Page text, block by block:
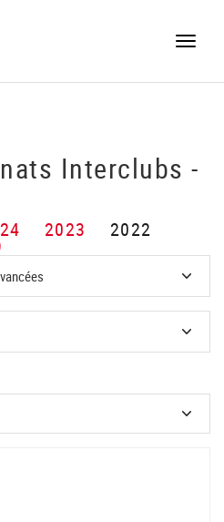
Toggle
Interclubs -
2023 2022